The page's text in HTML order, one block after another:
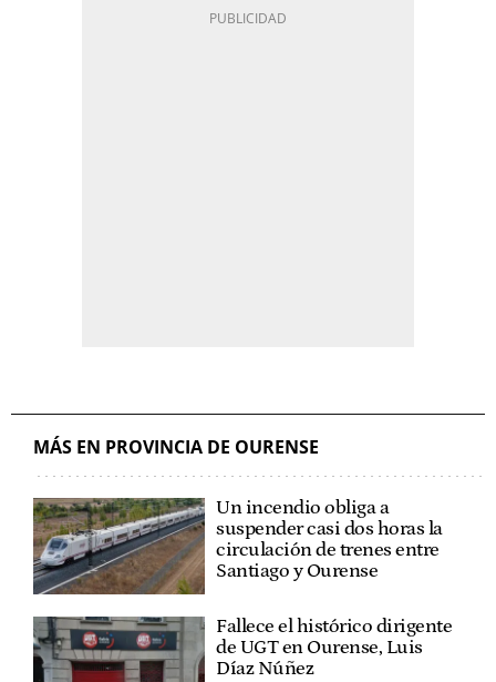
MÁS EN PROVINCIA DE OURENSE
Un incendio obliga a
suspender casi dos horas la
circulación de trenes entre
Santiago y Ourense
Fallece el histórico dirigente
de UGT en Ourense, Luis
Díaz Núñez